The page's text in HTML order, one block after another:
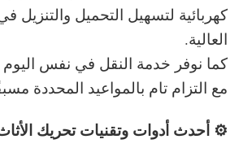
كهربائية لتسهيل التحميل والتنزيل
العالية.
كما نوفر خدمة النقل في نفس اليوم
مع التزام تام بالمواعيد المحددة
⚙️ أحدث أدوات وتقنيات تحريك